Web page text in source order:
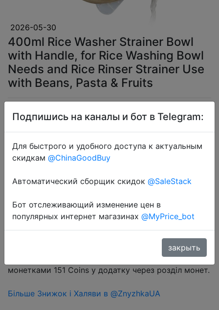
2026-05-30
400ml Rice Washer Strainer Bowl
with Handle, for Rice Washing Bowl
Needs and Rice Rinser Strainer Use
with Beans, Pasta & Fruits
$2.84
Coins
Перейти в магазин
Купон продавця $0.89 на сторінці товару + знижка
монетками 151 Coins у додатку через розділ монет.
Більше Знижок і Халяви в @ZnyzhkaUA
Подпишись на каналы и бот в Telegram:
Для быстрого и удобного доступа к актуальным
скидкам @ChinaGoodBuy
Автоматический сборщик скидок @SaleStack
Бот отслеживающий изменение цен в
популярных интернет магазинах @MyPrice_bot
закрыть